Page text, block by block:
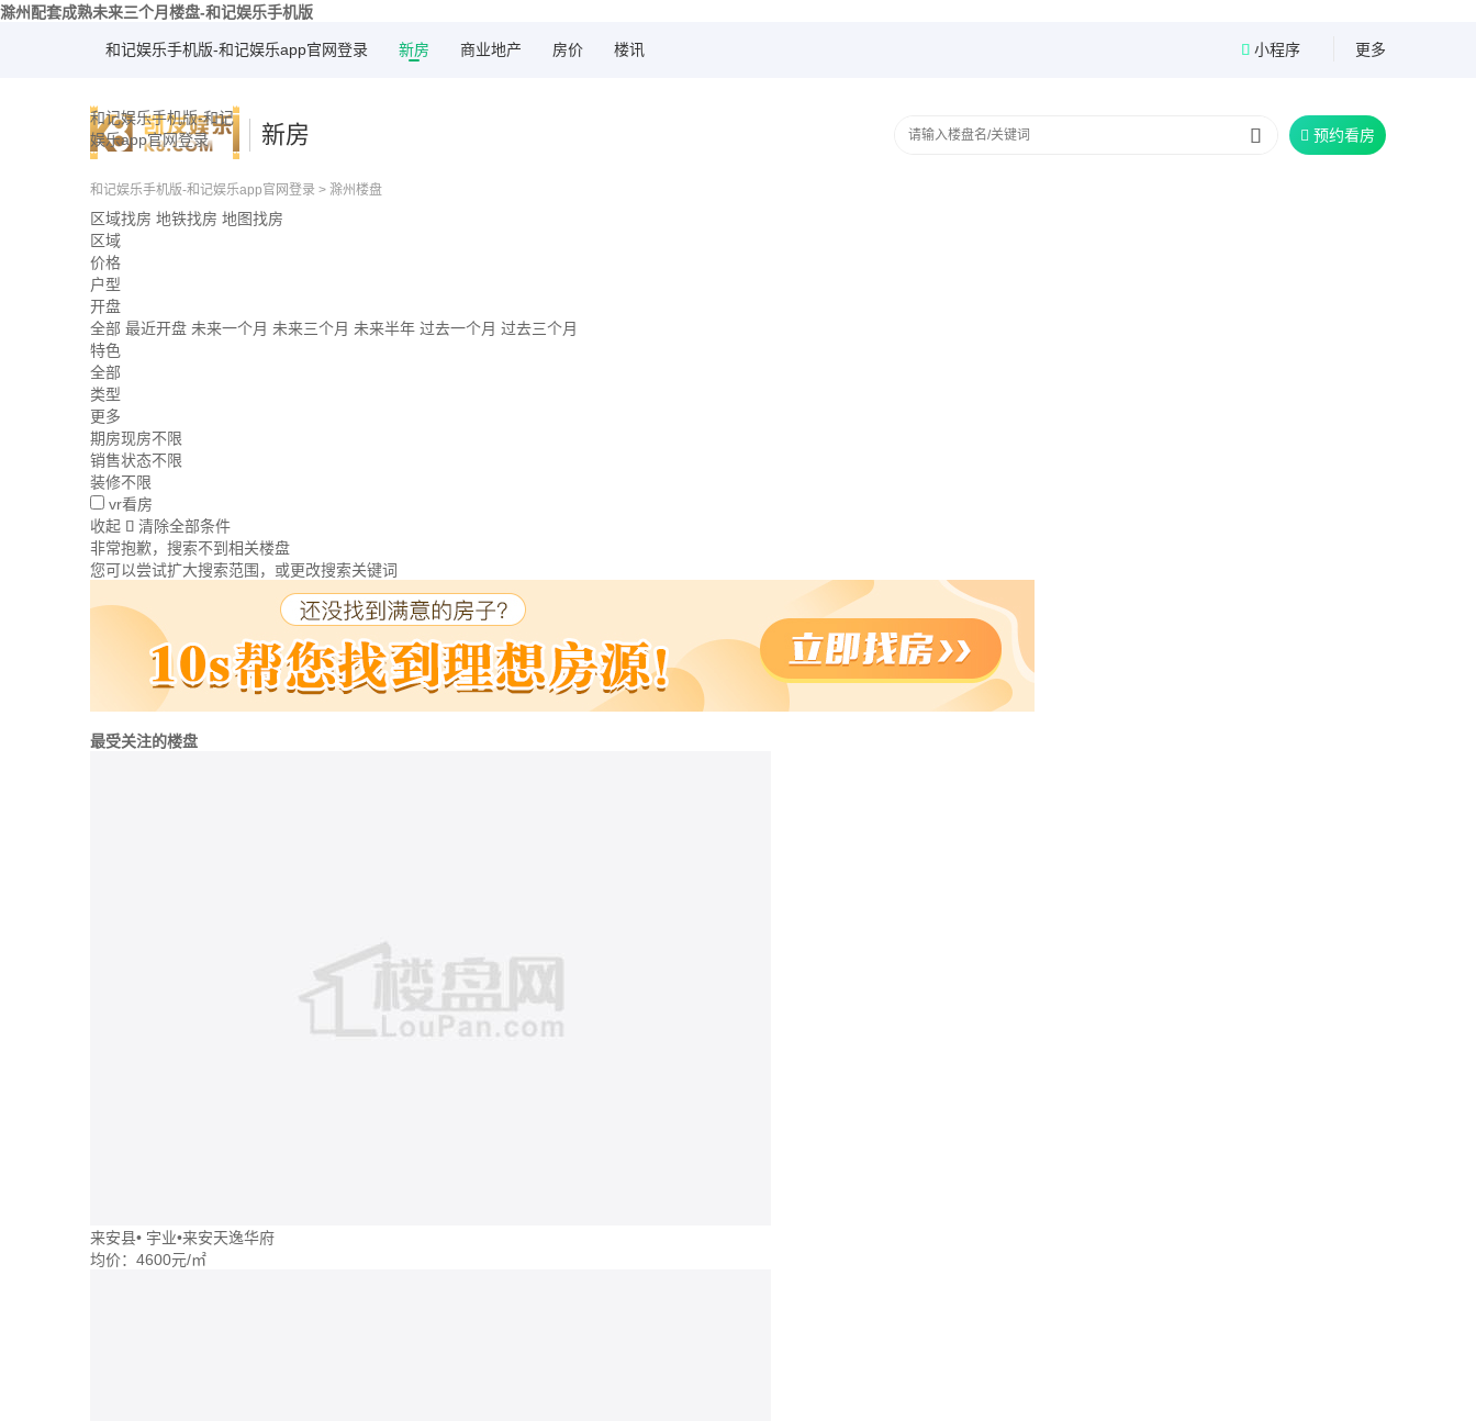
滁州配套成熟未来三个月楼盘-和记娱乐手机版
和记娱乐手机版-和记娱乐app官网登录 新房 商业地产 房价 楼讯  小程序 更多
和记娱乐手机版-和记
娱乐app官网登录
新房   预约看房
和记娱乐手机版-和记娱乐app官网登录 > 滁州楼盘
区域找房 地铁找房 地图找房
区域
价格
户型
开盘
全部 最近开盘 未来一个月 未来三个月 未来半年 过去一个月 过去三个月
特色
全部
类型
更多
期房现房不限
销售状态不限
装修不限
vr看房
收起  清除全部条件
非常抱歉，搜索不到相关楼盘
您可以尝试扩大搜索范围，或更改搜索关键词
最受关注的楼盘
来安县• 宇业•来安天逸华府
均价： 4600元/㎡